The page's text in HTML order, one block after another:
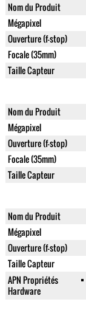
Nom du Produit
Mégapixel
Ouverture (f-stop)
Focale (35mm)
Taille Capteur
Nom du Produit
Mégapixel
Ouverture (f-stop)
Focale (35mm)
Taille Capteur
Nom du Produit
Mégapixel
Ouverture (f-stop)
Taille Capteur
APN Propriétés
Hardware